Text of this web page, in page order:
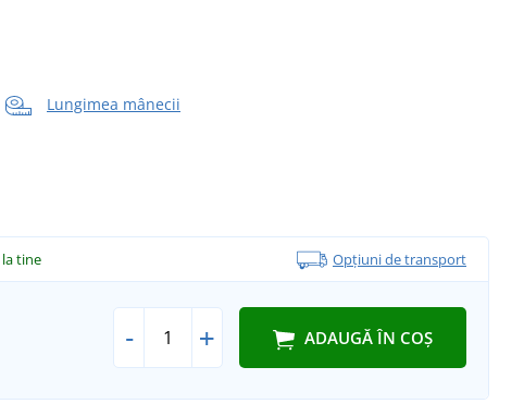
Lungimea mânecii
la tine Opțiuni de transport
- + ADAUGĂ ÎN COȘ